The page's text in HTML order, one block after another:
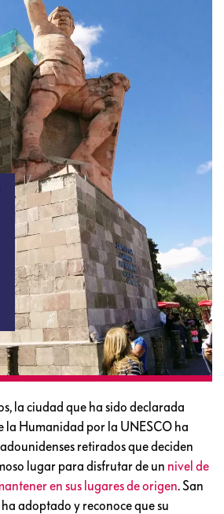
la ciudad que ha sido declarada
la Humanidad por la UNESCO ha
retirados que deciden
lugar para disfrutar de un nivel de
en sus lugares de origen. San
adoptado y reconoce que su